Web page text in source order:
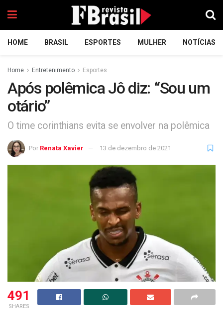
HOME BRASIL ESPORTES MULHER NOTÍCIAS
Home Entretenimento Esportes
Após polêmica Jô diz: “Sou um
otário”
O time corinthians evita se envolver na polêmica
Por Renata Xavier 13 de dezembro de 2021
491
SHARES